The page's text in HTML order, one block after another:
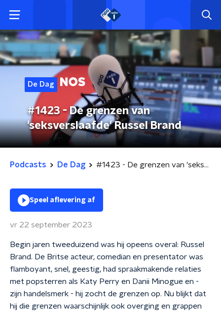
De Dag
#1423 - De grenzen van
'seksverslaafde' Russel Brand
Podcasts De Dag #1423 - De grenzen van 'seksverslaafde' Russel Brand
Speel aflevering af
vr 22 september 2023
Begin jaren tweeduizend was hij opeens overal: Russel
Brand. De Britse acteur, comedian en presentator was
flamboyant, snel, geestig, had spraakmakende relaties
met popsterren als Katy Perry en Danii Minogue en -
zijn handelsmerk - hij zocht de grenzen op. Nu blijkt dat
hij die grenzen waarschijnlijk ook overging en grappen